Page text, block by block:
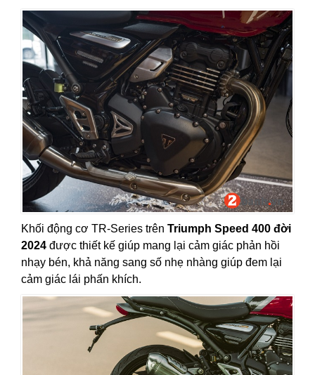
Khối động cơ TR-Series trên Triumph Speed 400 đời
2024 được thiết kế giúp mang lại cảm giác phản hồi
nhạy bén, khả năng sang số nhẹ nhàng giúp đem lại
cảm giác lái phấn khích.